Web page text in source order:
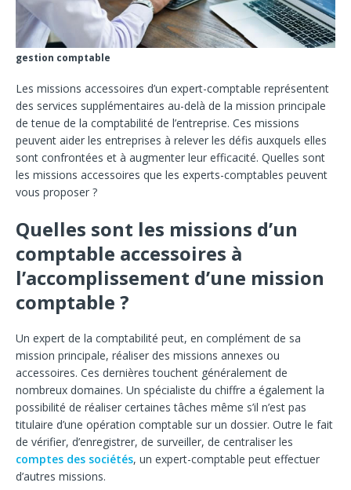
gestion comptable
Les missions accessoires d’un expert-comptable représentent
des services supplémentaires au-delà de la mission principale
de tenue de la comptabilité de l’entreprise. Ces missions
peuvent aider les entreprises à relever les défis auxquels elles
sont confrontées et à augmenter leur efficacité. Quelles sont
les missions accessoires que les experts-comptables peuvent
vous proposer ?
Quelles sont les missions d’un
comptable accessoires à
l’accomplissement d’une mission
comptable ?
Un expert de la comptabilité peut, en complément de sa
mission principale, réaliser des missions annexes ou
accessoires. Ces dernières touchent généralement de
nombreux domaines. Un spécialiste du chiffre a également la
possibilité de réaliser certaines tâches même s’il n’est pas
titulaire d’une opération comptable sur un dossier. Outre le fait
de vérifier, d’enregistrer, de surveiller, de centraliser les
comptes des sociétés, un expert-comptable peut effectuer
d’autres missions.